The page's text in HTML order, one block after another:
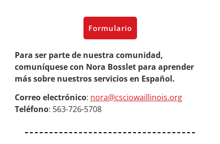
Formulario
Para ser parte de nuestra comunidad,
comuníquese con Nora Bosslet para aprender
más sobre nuestros servicios en Español.
Correo electrónico: nora@csciowaillinois.org
Teléfono: 563-726-5708